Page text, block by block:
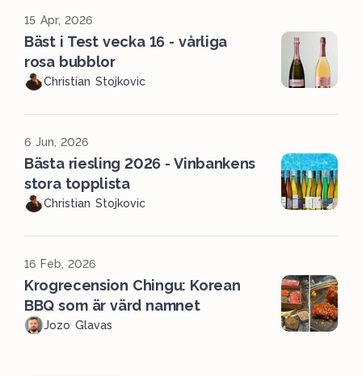
15 Apr, 2026
Bäst i Test vecka 16 - vårliga
rosa bubblor
Christian Stojkovic
6 Jun, 2026
Bästa riesling 2026 - Vinbankens
stora topplista
Christian Stojkovic
16 Feb, 2026
Krogrecension Chingu: Korean
BBQ som är värd namnet
Jozo Glavas